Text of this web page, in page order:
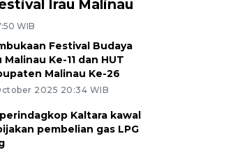
Irau Malinau
WIB
Festival Budaya
Malinau Ke-11 dan HUT
Malinau Ke-26
2025 20:34 WIB
Kaltara kawal
pembelian gas LPG